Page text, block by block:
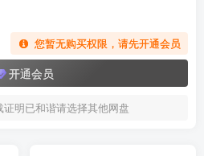
您暂无购买权限，请先开通会员
开通会员
明已和谐请选择其他网盘